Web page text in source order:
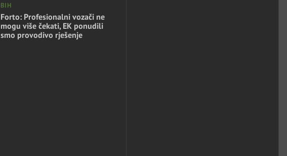
BIH
Forto: Profesionalni vozači ne
mogu više čekati, EK ponudili
smo provodivo rješenje